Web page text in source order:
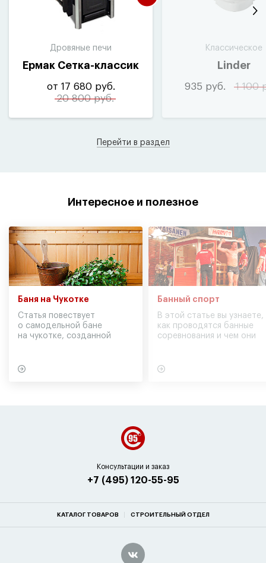
Дровяные печи
Ермак Сетка-классик
от 17 680 руб.
20 800 руб.
Классическое
Linder
935 руб. 1 100
Перейти в раздел
Интересное и полезное
Баня на Чукотке
Статья повествует
о самодельной бане
на чукотке, созданной
Банный спорт
В этой статье вы узнаете,
как проводятся банные
соревнования и чем они
Консультации и заказ
+7 (495) 120-55-95
КАТАЛОГ ТОВАРОВ СТРОИТЕЛЬНЫЙ ОТДЕЛ